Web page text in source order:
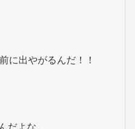
出やがるんだ！！